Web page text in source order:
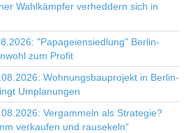
Wahlkämpfer verheddern sich in
"Papageiensiedlung" Berlin-
zum Profit
Wohnungsbauprojekt in Berlin-
Umplanungen
Vergammeln als Strategie?
verkaufen und rausekeln“